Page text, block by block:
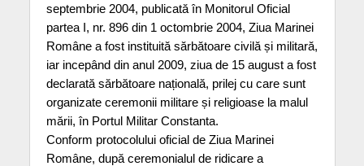
septembrie 2004, publicată în Monitorul Oficial
partea I, nr. 896 din 1 octombrie 2004, Ziua Marinei
Române a fost instituită sărbătoare civilă și militară,
iar incepând din anul 2009, ziua de 15 august a fost
declarată sărbătoare națională, prilej cu care sunt
organizate ceremonii militare și religioase la malul
mării, în Portul Militar Constanta.
Conform protocolului oficial de Ziua Marinei
Române, după ceremonialul de ridicare a